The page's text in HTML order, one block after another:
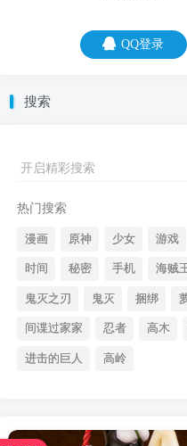
QQ登录
搜索
开启精彩搜索
热门搜索
漫画 原神 少女 游戏
时间 秘密 手机 海贼
鬼灭之刃 鬼灭 捆绑
间谍过家家 忍者 高木
进击的巨人 高岭
QQ登录
有钱的劳斯莱斯，没钱的劳